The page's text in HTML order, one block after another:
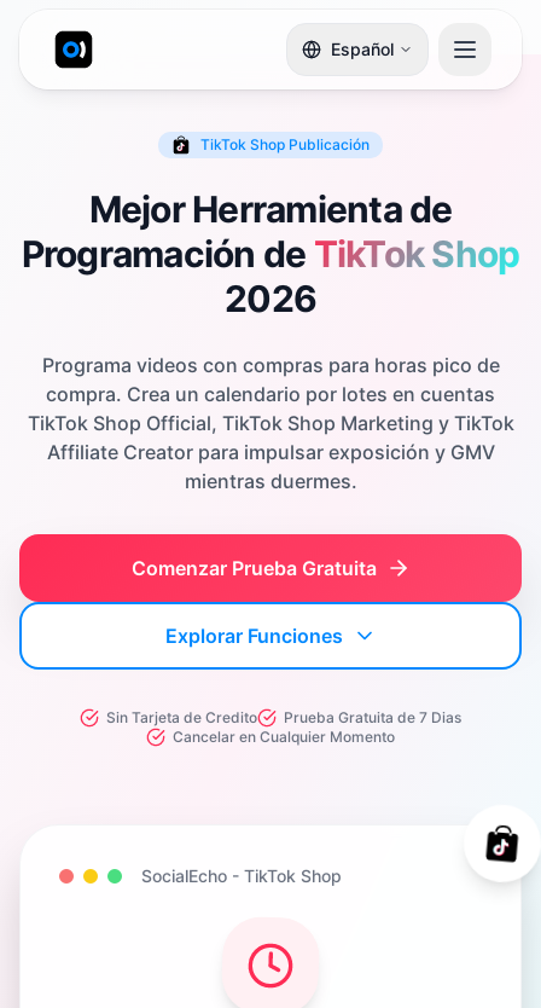
Español
TikTok Shop Publicación
Mejor Herramienta de
Programación de TikTok Shop
2026
Programa videos con compras para horas pico de
compra. Crea un calendario por lotes en cuentas
TikTok Shop Official, TikTok Shop Marketing y TikTok
Affiliate Creator para impulsar exposición y GMV
mientras duermes.
Comenzar Prueba Gratuita
Explorar Funciones
Sin Tarjeta de Credito
Prueba Gratuita de 7 Dias
Cancelar en Cualquier Momento
SocialEcho - TikTok Shop